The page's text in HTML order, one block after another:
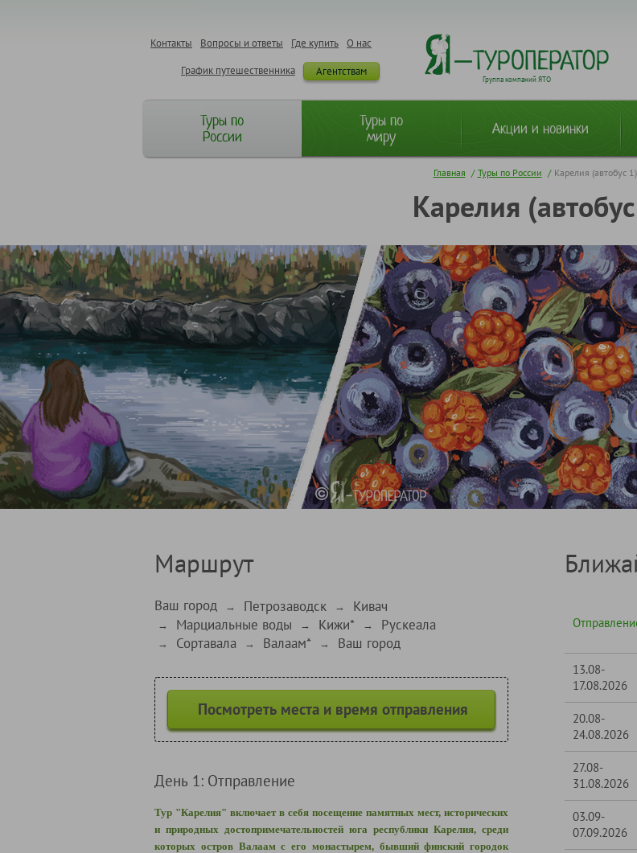
О нас
Где купить
Вопросы и ответы
Контакты
Агентствам
График путешественника
Группа компаний ЯТО
Туры по
России
Туры по
миру
Акции и новинки
Главная / Туры по России / Карелия (автобус 1)
Карелия
Маршрут
Ваш город → Петрозаводск → Кивач
→ Марциальные воды → Кижи* → Рускеала
→ Сортавала → Валаам* → Ваш город
Посмотреть места и время отправления
День 1: Отправление
Тур "Карелия" включает в себя посещение памятных мест, исторических
и природных достопримечательностей юга республики Карелия, среди
которых остров Валаам с его монастырем, бывший финский городок
13.08-
17.08.2026
20.08-
24.08.2026
27.08-
31.08.2026
03.09-
07.09.2026